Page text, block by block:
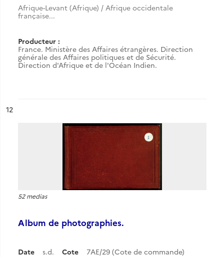
Afrique-Levant (Afrique) / Afrique occidentale
française...
Producteur :
France. Ministère des Affaires étrangères. Direction
générale des Affaires politiques et de Sécurité.
Direction d'Afrique et de l'Océan Indien.
n°
12
52 medias
Album de photographies.
Date s.d. Cote 7AE/29 (Cote de commande)